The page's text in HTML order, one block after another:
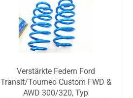
Verstärkte Federn Ford
Transit/Tourneo Custom FWD &
AWD 300/320, Typ